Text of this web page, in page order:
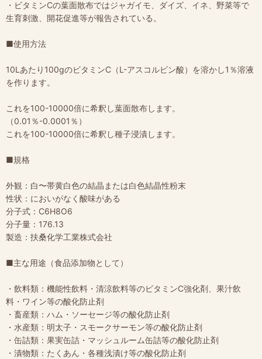
・ビタミンCの葉面散布ではジャガイモ、ダイズ、イネ、野菜等で
生育刺激、開花促進等が報告されている。
■使用方法
10Lあたり100gのビタミンC（L-アスコルビン酸）を溶かし1％溶液
を作ります。
これを100-10000倍に希釈し葉面散布します。
（0.01％-0.0001％）
これを100-10000倍に希釈し種子浸漬します。
■規格
外観：白〜帯黄白色の結晶または白色結晶性粉末
性状：においがなく酸味がある
分子式：C6H8O6
分子量：176.13
製造：扶桑化学工業株式会社
■主な用途（食品添加物として）
・飲料類：機能性飲料・清涼飲料等のビタミンC強化剤、果汁飲
料・ワイン等の酸化防止剤
・畜産類：ハム・ソーセージ等の酸化防止剤
・水産類：明太子・スモークサーモン等の酸化防止剤
・缶詰類：果実缶詰・マッシュルーム缶詰等の酸化防止剤
・漬物類：たくあん・各種浅漬け等の酸化防止剤